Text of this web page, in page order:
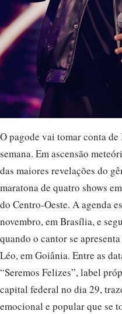
O pagode vai tomar conta
semana. Em ascensão
das maiores revelações do
maratona de quatro shows
do Centro-Oeste. A agenda
novembro, em Brasília, e
quando o cantor se
Léo, em Goiânia. Entre as
“Seremos Felizes”, label
capital federal no dia 29,
emocional e popular que se